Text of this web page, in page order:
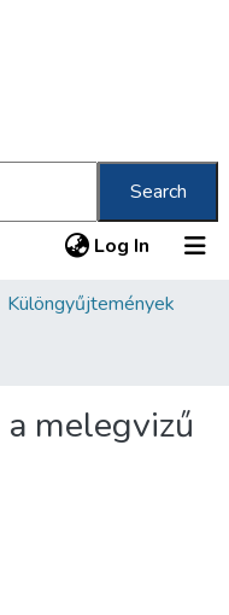
Search
Log In (current)
Különgyűjtemények
melegvizű